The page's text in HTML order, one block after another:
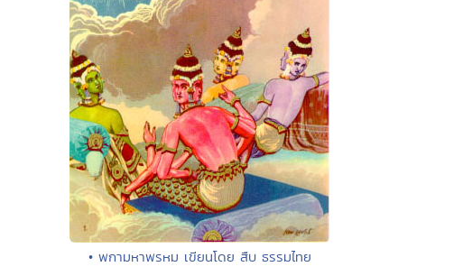
• พกามหาพรหม เขียนโดย สืบ ธรรมไทย